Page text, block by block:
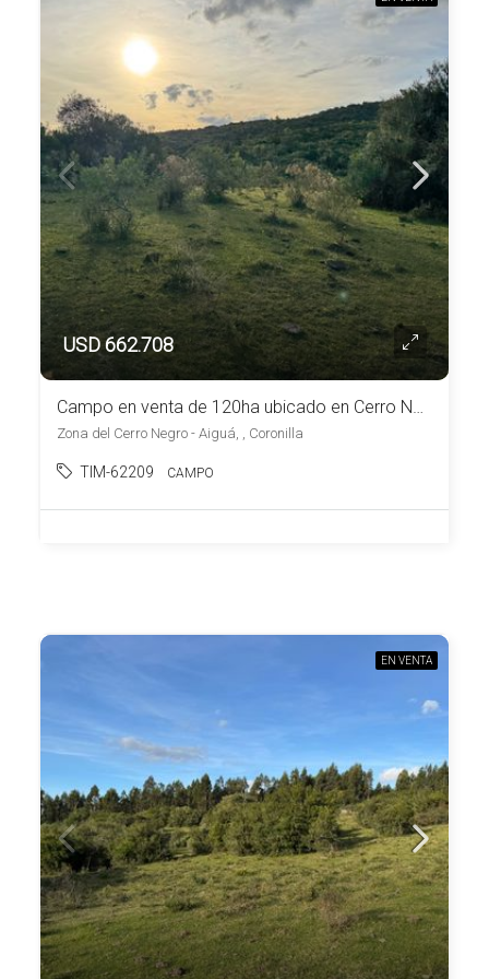
USD 662.708
Campo en venta de 120ha ubicado en Cerro Negro
Zona del Cerro Negro - Aiguá, , Coronilla
TIM-62209 CAMPO
EN VENTA